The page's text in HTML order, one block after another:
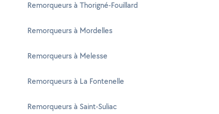
Remorqueurs à Thorigné-Fouillard
Remorqueurs à Mordelles
Remorqueurs à Melesse
Remorqueurs à La Fontenelle
Remorqueurs à Saint-Suliac